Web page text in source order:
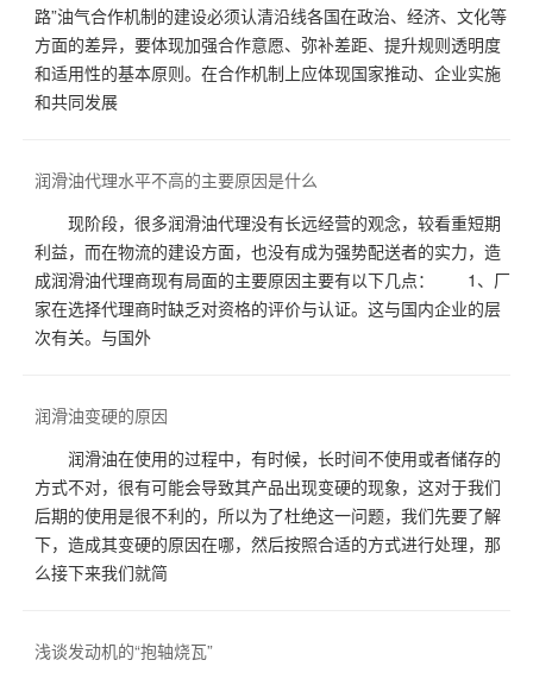
路”油气合作机制的建设必须认清沿线各国在政治、经济、文化等
方面的差异，要体现加强合作意愿、弥补差距、提升规则透明度
和适用性的基本原则。在合作机制上应体现国家推动、企业实施
和共同发展
润滑油代理水平不高的主要原因是什么
现阶段，很多润滑油代理没有长远经营的观念，较看重短期
利益，而在物流的建设方面，也没有成为强势配送者的实力，造
成润滑油代理商现有局面的主要原因主要有以下几点： 1、厂
家在选择代理商时缺乏对资格的评价与认证。这与国内企业的层
次有关。与国外
润滑油变硬的原因
润滑油在使用的过程中，有时候，长时间不使用或者储存的
方式不对，很有可能会导致其产品出现变硬的现象，这对于我们
后期的使用是很不利的，所以为了杜绝这一问题，我们先要了解
下，造成其变硬的原因在哪，然后按照合适的方式进行处理，那
么接下来我们就简
浅谈发动机的“抱轴烧瓦”